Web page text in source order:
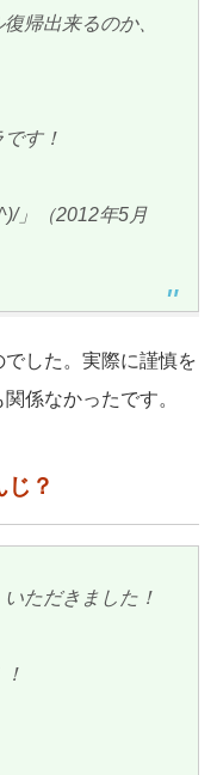
帰出来るのか、
す！
」（2012年5月
でした。実際に謹慎を
係なかったです。
？
ただきました！